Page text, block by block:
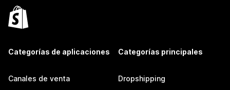
Categorías de aplicaciones
Canales de venta
Categorías principales
Dropshipping